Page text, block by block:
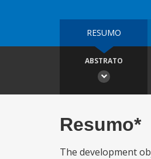
RESUMO
ABSTRATO
Resumo*
The development